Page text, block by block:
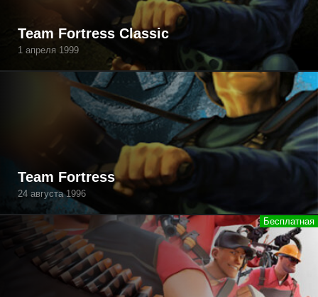
Team Fortress Classic
1 апреля 1999
Team Fortress
24 августа 1996